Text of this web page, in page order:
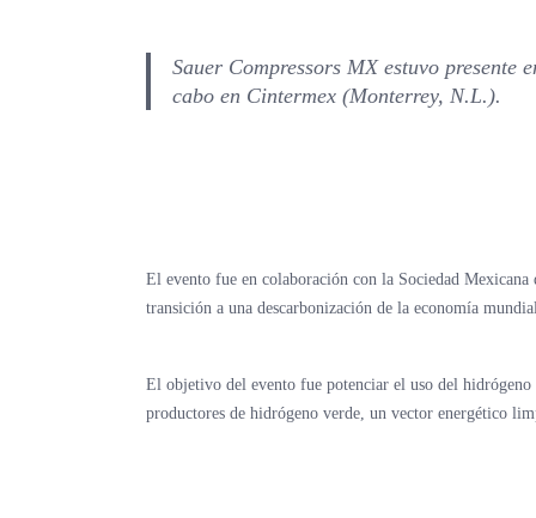
Sauer Compressors MX estuvo
cabo en Cintermex (Monterrey, N.L.).
El evento fue en colaboración con la Sociedad
transición a una descarbonización de la economía
El objetivo del evento fue potenciar el uso del
productores de hidrógeno verde, un vector energético